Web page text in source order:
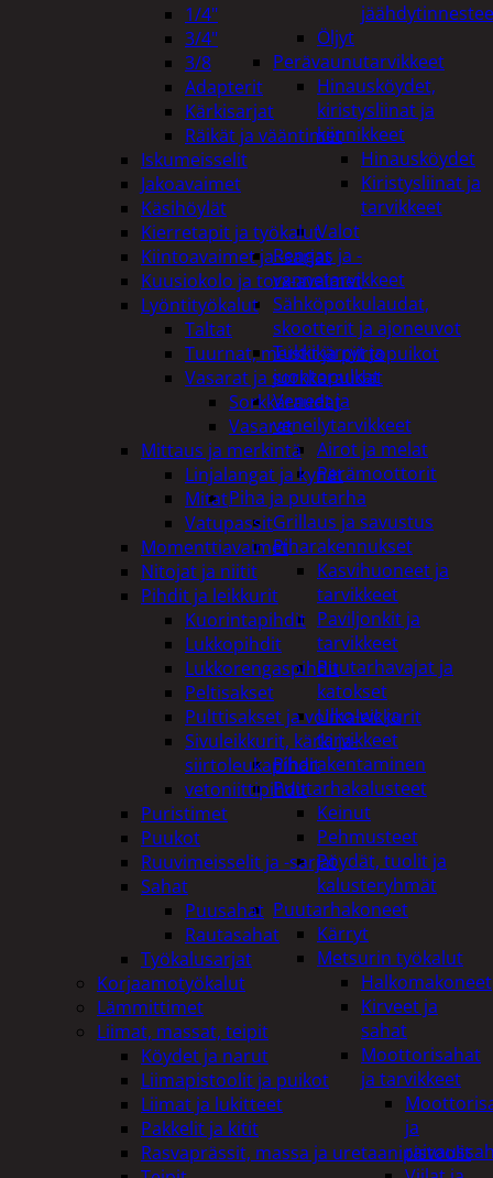
Öljyt
Perävaunutarvikkeet
Hinausköydet,
kiristysliinat ja
kiinnikkeet
Hinausköydet
Kiristysliinat ja
tarvikkeet
Valot
Rengas ja -
vannetarvikkeet
Sähköpotkulaudat,
skootterit ja ajoneuvot
Tukkikärryt ja
juontopulkat
Veneet ja
veneilytarvikkeet
Airot ja melat
Perämoottorit
Piha ja puutarha
Grillaus ja savustus
Piharakennukset
Kasvihuoneet ja
tarvikkeet
Paviljonkit ja
tarvikkeet
Puutarhavajat ja
katokset
Ulko-wc ja
tarvikkeet
Piharakentaminen
Puutarhakalusteet
Keinut
Pehmusteet
Pöydät, tuolit ja
kalusteryhmät
Puutarhakoneet
Kärryt
Metsurin työkalut
Halkomakoneet
Kirveet ja
sahat
Moottorisahat
ja tarvikkeet
ja
1/4"
3/4"
3/8
Adapterit
Kärkisarjat
Räikät ja vääntimet
Iskumeisselit
Jakoavaimet
Käsihöylät
Kierretapit ja työkalut
Kiintoavaimet ja -sarjat
Kuusiokolo ja torx-avaimet
Lyöntityökalut
Taltat
Tuurnat, meistit ja piirtopuikot
Vasarat ja sorkkaraudat
Sorkkaraudat
Vasarat
Mittaus ja merkintä
Linjalangat ja kynät
Mitat
Vatupassit
Momenttiavaimet
Nitojat ja niitit
Pihdit ja leikkurit
Kuorintapihdit
Lukkopihdit
Lukkorengaspihdit
Peltisakset
Pulttisakset ja voimaleikkurit
Sivuleikkurit, kärki ja-
siirtoleukapihdit
vetoniittipihdit
Puristimet
Puukot
Ruuvimeisselit ja -sarjat
Sahat
Puusahat
Rautasahat
Työkalusarjat
Korjaamotyökalut
Lämmittimet
Liimat, massat, teipit
Köydet ja narut
Liimapistoolit ja puikot
Liimat ja lukitteet
Pakkelit ja kitit
Rasvaprässit, massa ja uretaanipistoolit